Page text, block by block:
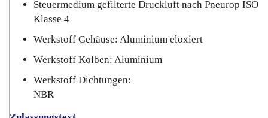
Steuermedium gefilterte Druckluft nach Pneurop ISO
Klasse 4
Werkstoff Gehäuse: Aluminium eloxiert
Werkstoff Kolben: Aluminium
Werkstoff Dichtungen:
NBR